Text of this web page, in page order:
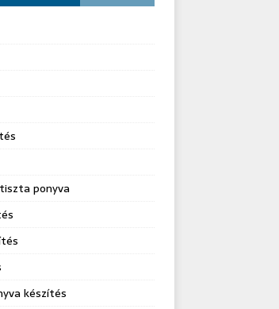
ponyva
készítés